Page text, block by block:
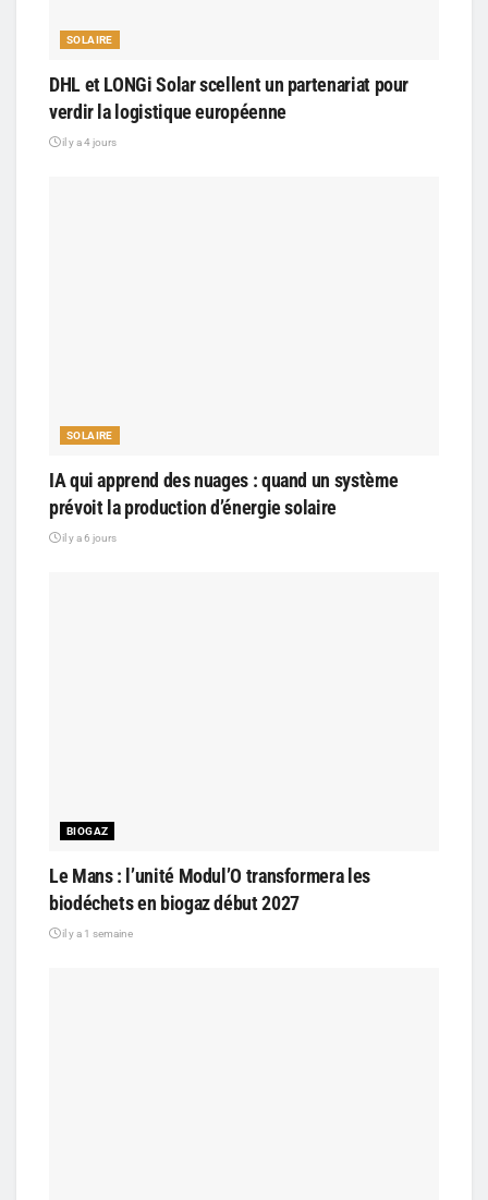
SOLAIRE
DHL et LONGi Solar scellent un partenariat pour
verdir la logistique européenne
il y a 4 jours
SOLAIRE
IA qui apprend des nuages : quand un système
prévoit la production d’énergie solaire
il y a 6 jours
BIOGAZ
Le Mans : l’unité Modul’O transformera les
biodéchets en biogaz début 2027
il y a 1 semaine